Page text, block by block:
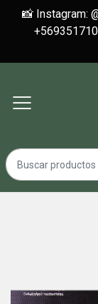
📸 Instagram: